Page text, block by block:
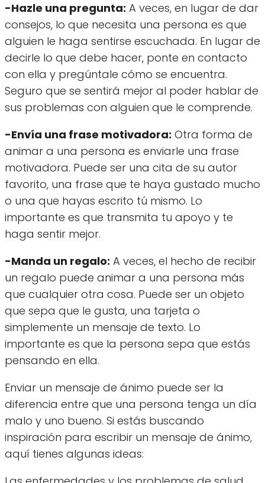
-Hazle una pregunta: A veces, en lugar de dar
consejos, lo que necesita una persona es que
alguien le haga sentirse escuchada. En lugar de
decirle lo que debe hacer, ponte en contacto
con ella y pregúntale cómo se encuentra.
Seguro que se sentirá mejor al poder hablar de
sus problemas con alguien que le comprende.
-Envía una frase motivadora: Otra forma de
animar a una persona es enviarle una frase
motivadora. Puede ser una cita de su autor
favorito, una frase que te haya gustado mucho
o una que hayas escrito tú mismo. Lo
importante es que transmita tu apoyo y te
haga sentir mejor.
-Manda un regalo: A veces, el hecho de recibir
un regalo puede animar a una persona más
que cualquier otra cosa. Puede ser un objeto
que sepa que le gusta, una tarjeta o
simplemente un mensaje de texto. Lo
importante es que la persona sepa que estás
pensando en ella.
Enviar un mensaje de ánimo puede ser la
diferencia entre que una persona tenga un día
malo y uno bueno. Si estás buscando
inspiración para escribir un mensaje de ánimo,
aquí tienes algunas ideas: